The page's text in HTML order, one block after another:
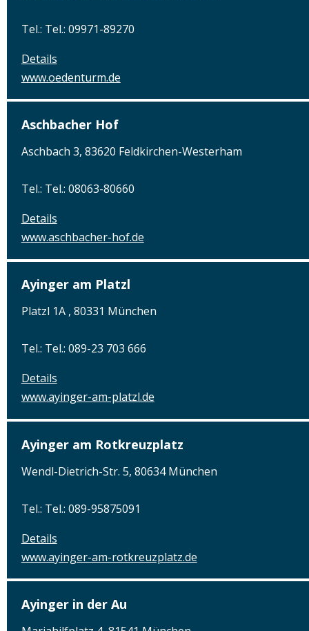
Tel.: Tel.: 09971-89270
Details
www.oedenturm.de
Aschbacher Hof
Aschbach 3, 83620 Feldkirchen-Westerham
Tel.: Tel.: 08063-80660
Details
www.aschbacher-hof.de
Ayinger am Platzl
Platzl 1A , 80331 München
Tel.: Tel.: 089-23 703 666
Details
www.ayinger-am-platzl.de
Ayinger am Rotkreuzplatz
Wendl-Dietrich-Str. 5, 80634 München
Tel.: Tel.: 089-95875091
Details
www.ayinger-am-rotkreuzplatz.de
Ayinger in der Au